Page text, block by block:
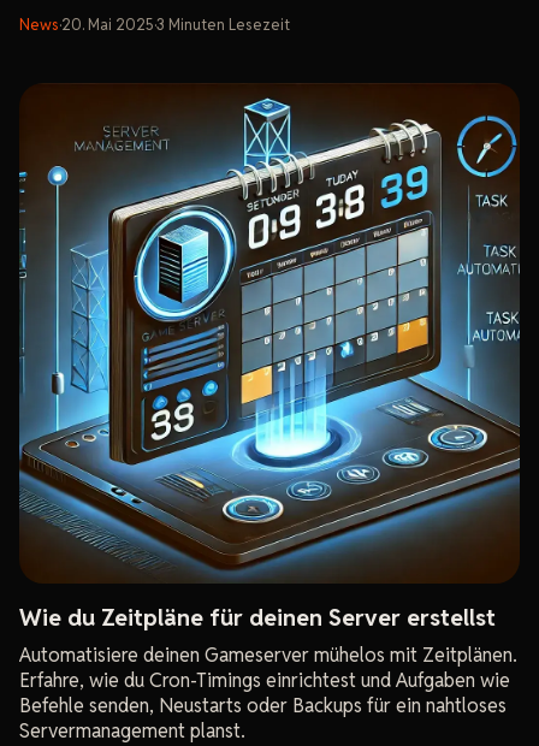
News·20. Mai 2025·3 Minuten Lesezeit
Wie du Zeitpläne für deinen Server erstellst
Automatisiere deinen Gameserver mühelos mit Zeitplänen.
Erfahre, wie du Cron-Timings einrichtest und Aufgaben wie
Befehle senden, Neustarts oder Backups für ein nahtloses
Servermanagement planst.